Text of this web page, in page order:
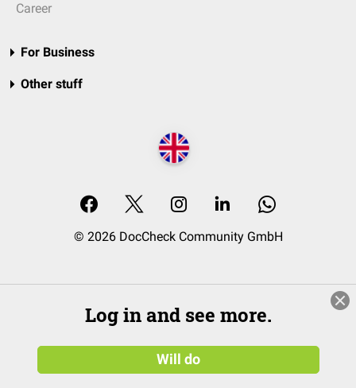
Career
For Business
Other stuff
© 2026 DocCheck Community GmbH
Log in and see more.
Will do